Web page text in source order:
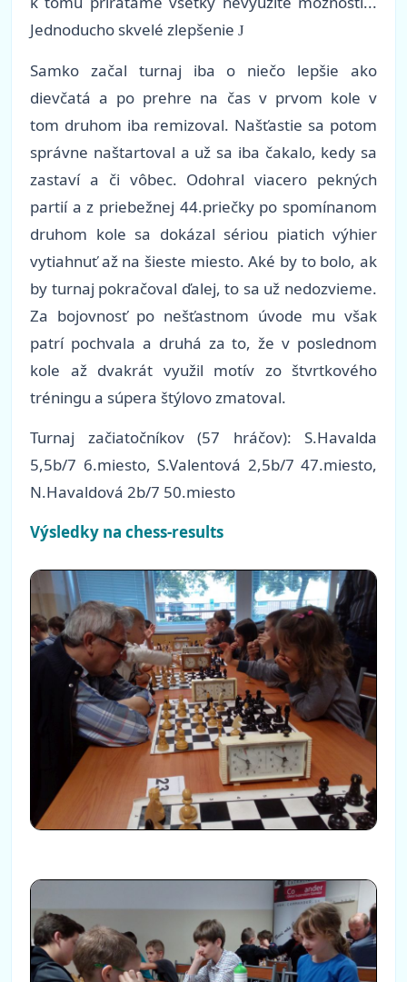
Jednoducho skvelé zlepšenie J
Samko začal turnaj iba o niečo lepšie ako
dievčatá a po prehre na čas v prvom kole v
tom druhom iba remizoval. Našťastie sa potom
správne naštartoval a už sa iba čakalo, kedy sa
zastaví a či vôbec. Odohral viacero pekných
partií a z priebežnej 44.priečky po spomínanom
druhom kole sa dokázal sériou piatich výhier
vytiahnuť až na šieste miesto. Aké by to bolo, ak
by turnaj pokračoval ďalej, to sa už nedozvieme.
Za bojovnosť po nešťastnom úvode mu však
patrí pochvala a druhá za to, že v poslednom
kole až dvakrát využil motív zo štvrtkového
tréningu a súpera štýlovo zmatoval.
Turnaj začiatočníkov (57 hráčov): S.Havalda
5,5b/7 6.miesto, S.Valentová 2,5b/7 47.miesto,
N.Havaldová 2b/7 50.miesto
Výsledky na chess-results